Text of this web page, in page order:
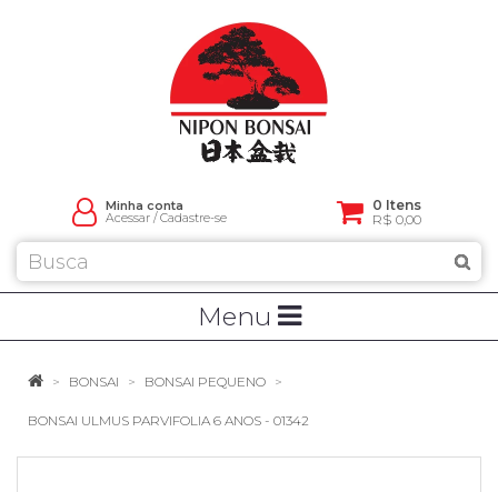
Minha conta
Acessar/Cadastre-se
0 Itens
R$ 0,00
Menu
BONSAI BONSAI PEQUENO
BONSAI ULMUS PARVIFOLIA 6 ANOS - 01342